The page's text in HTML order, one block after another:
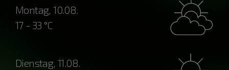
Montag, 10.08.
17 - 33 °C
Dienstag, 11.08.